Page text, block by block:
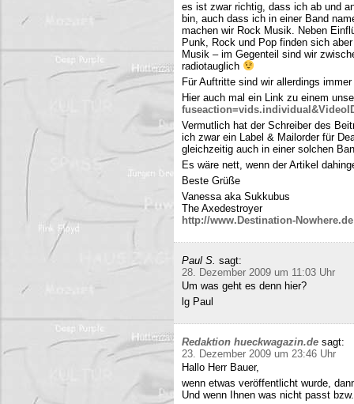
es ist zwar richtig, dass ich ab und
bin, auch dass ich in einer Band
machen wir Rock Musik. Neben
Punk, Rock und Pop finden sich
Musik – im Gegenteil sind wir
radiotauglich
Für Auftritte sind wir allerdings
Hier auch mal ein Link zu einem
Vermutlich hat der Schreiber des
ich zwar ein Label & Mailorder für
gleichzeitig auch in einer solchen
Es wäre nett, wenn der Artikel
Beste Grüße
Vanessa aka Sukkubus
The Axedestroyer
http://www.Destination-Nowhere.de
Paul S. sagt:
28. Dezember 2009 um 11:03 Uhr
Um was geht es denn hier?
lg Paul
Redaktion hueckwagazin.de sagt:
23. Dezember 2009 um 23:46 Uhr
Hallo Herr Bauer,
wenn etwas veröffentlicht wurde,
Und wenn Ihnen was nicht passt